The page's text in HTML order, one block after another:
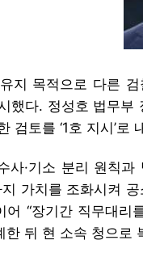
지 목적으로 다른
했다. 정성호 법무부
검토를 ‘1호 지시’로
사·기소 분리 원칙
가치를 조화시켜
어 “장기간 직무대
한 뒤 현 소속 청으로